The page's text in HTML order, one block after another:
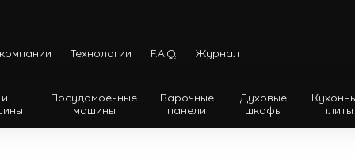
Технологии F.A.Q. Журнал
Посудомоечные
машины
Варочные
панели
Духовые
шкафы
плиты
Холодильники с нижней морозильной камерой